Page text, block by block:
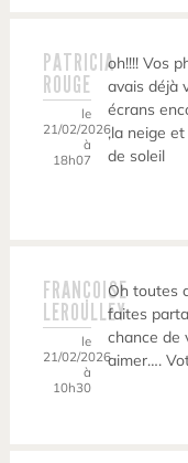
PATRICIA
ROUGE
le
21/02/2026
à
18h07
oh!!!! Vos
avais déjà
écrans
,la neige
de soleil
FRANÇOISE
LEROULLEY
le
21/02/2026
à
10h30
Oh toutes
faites
chance de
aimer….